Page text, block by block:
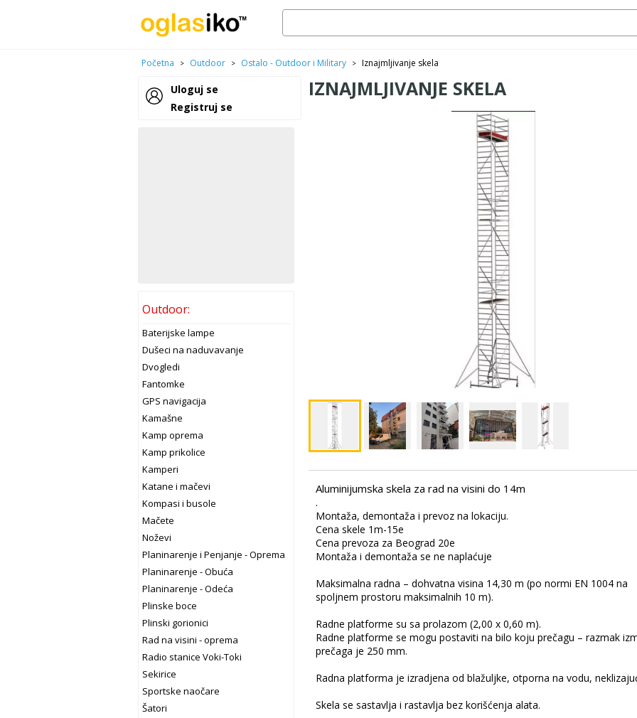
Početna > Outdoor > Ostalo - Outdoor i Military > Iznajmljivanje skela
Uloguj se
Registruj se
Outdoor:
Baterijske lampe
Dušeci na naduvavanje
Dvogledi
Fantomke
GPS navigacija
Kamašne
Kamp oprema
Kamp prikolice
Kamperi
Katane i mačevi
Kompasi i busole
Mačete
Noževi
Planinarenje i Penjanje - Oprema
Planinarenje - Obuća
Planinarenje - Odeća
Plinske boce
Plinski gorionici
Rad na visini - oprema
Radio stanice Voki-Toki
Sekirice
Sportske naočare
Šatori
IZNAJMLJIVANJE SKELA
Aluminijumska skela za rad na visini do 14m
.
Montaža, demontaža i prevoz na lokaciju.
Cena skele 1m-15e
Cena prevoza za Beograd 20e
Montaža i demontaža se ne naplaćuje
Maksimalna radna – dohvatna visina 14,30 m (po normi EN 1004 na
spoljnem prostoru maksimalnih 10 m).
Radne platforme su sa prolazom (2,00 x 0,60 m).
Radne platforme se mogu postaviti na bilo koju prečagu – razmak
prečaga je 250 mm.
Radna platforma je izradjena od blažuljke, otporna na vodu,
Skela se sastavlja i rastavlja bez korišćenja alata.